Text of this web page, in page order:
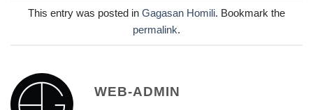
This entry was posted in Gagasan Homili. Bookmark the
permalink.
WEB-ADMIN